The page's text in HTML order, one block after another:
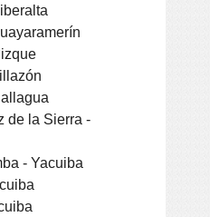
de la Sierra -
- Yacuiba